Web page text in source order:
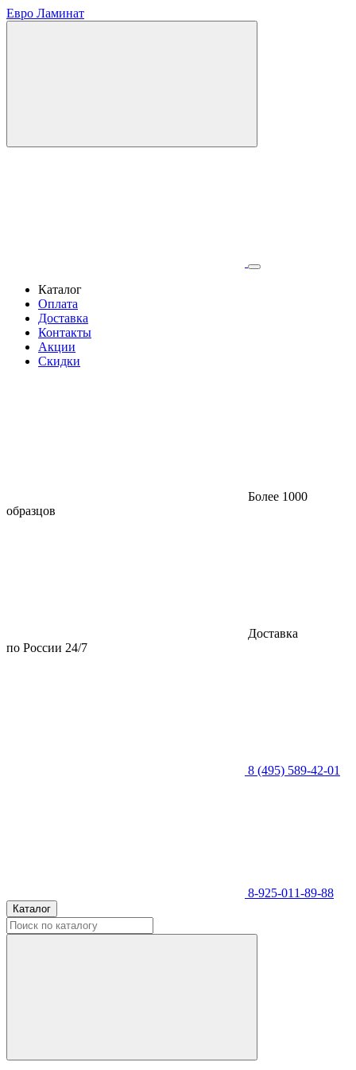
Евро Ламинат
Каталог
Оплата
Доставка
Контакты
Акции
Скидки
Более 1000
образцов
Доставка
по России 24/7
8 (495) 589-42-01
8-925-011-89-88
Каталог